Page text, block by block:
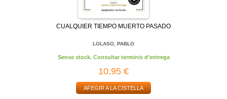
CUALQUIER TIEMPO MUERTO PASADO
LOLASO, PABLO
Sense stock. Consultar terminis d'entrega
10,95 €
AFEGIR A LA CISTELLA